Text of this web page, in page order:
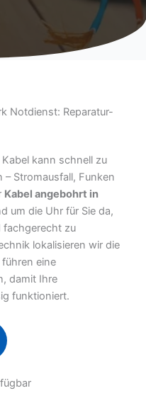
Notdienst: Reparatur-
kann schnell zu
Stromausfall, Funken
Kabel angebohrt in
um die Uhr für Sie da,
fachgerecht zu
lokalisieren wir die
eine
damit Ihre
funktioniert.